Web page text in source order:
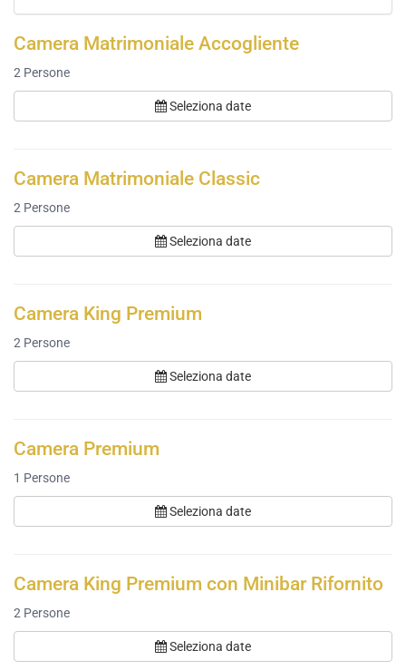
Camera Matrimoniale Accogliente
2 Persone
Seleziona date
Camera Matrimoniale Classic
2 Persone
Seleziona date
Camera King Premium
2 Persone
Seleziona date
Camera Premium
1 Persone
Seleziona date
Camera King Premium con Minibar Rifornito
2 Persone
Seleziona date